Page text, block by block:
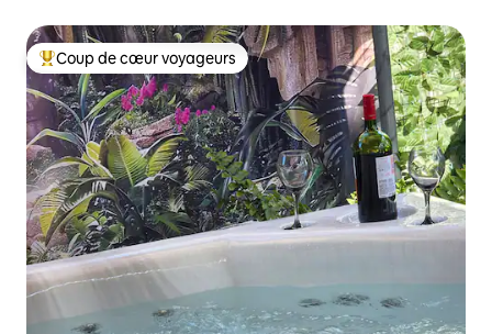
Coups de cœur voyageurs les plus appréciés
Coup de cœur voyageurs